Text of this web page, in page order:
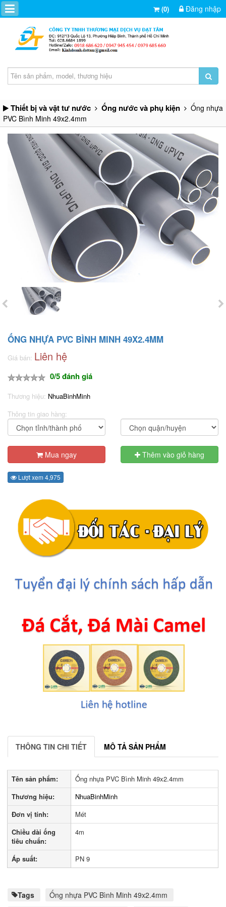
(0) Đăng nhập
Thiết bị và vật tư nước Ống nước và phụ kiện
Ống nhựa
PVC Bình Minh 49x2.4mm
ỐNG NHỰA PVC BÌNH MINH 49X2.4MM
Giá bán: Liên hệ
0/5 đánh giá
Thương hiệu: NhuaBinhMinh
Thông tin giao hàng:
Mua ngay Thêm vào giỏ hàng
Lượt xem 4,975
THÔNG TIN CHI TIẾT MÔ TẢ SẢN PHẨM
Tên sản phẩm:
Ống nhựa PVC Bình Minh 49x2.4mm
Thương hiệu:
NhuaBinhMinh
Đơn vị tính:
Mét
Chiều dài ống
tiêu chuẩn:
4m
Áp suất: PN 9
Tags Ống nhựa PVC Bình Minh 49x2.4mm